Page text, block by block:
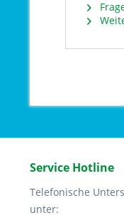
Service Hotline
Telefonische
unter: